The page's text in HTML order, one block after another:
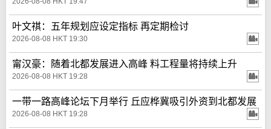
叶文祺：五年规划应设定指标 再定期检讨
2026-08-08 HKT 19:30
甯汉豪：随着北都发展进入高峰 料工程量将持续上升
2026-08-08 HKT 19:28
一带一路高峰论坛下月举行 丘应桦冀吸引外资到北都发展
2026-08-08 HKT 19:28